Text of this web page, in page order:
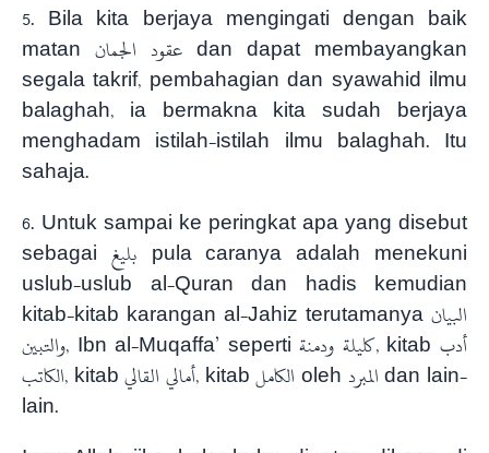
5. Bila kita berjaya mengingati dengan baik
matan عقود الجمان dan dapat membayangkan
segala takrif, pembahagian dan syawahid ilmu
balaghah, ia bermakna kita sudah berjaya
menghadam istilah-istilah ilmu balaghah. Itu
sahaja.
6. Untuk sampai ke peringkat apa yang disebut
sebagai بليغ pula caranya adalah menekuni
uslub-uslub al-Quran dan hadis kemudian
kitab-kitab karangan al-Jahiz terutamanya البيان
والتبين, Ibn al-Muqaffa’ seperti كليلة ودمنة, kitab أدب
الكاتب, kitab أمالي القالي, kitab الكامل oleh المبرد dan lain-
lain.